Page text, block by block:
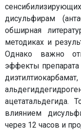
дисульфирам
обширная
методиках и
Однако важно
эффекты
ацетатальдегида.
влиянием
через 12 часов и